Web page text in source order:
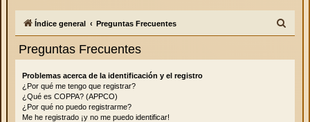
Índice general Preguntas Frecuentes
Preguntas Frecuentes
Problemas acerca de la identificación y el registro
¿Por qué me tengo que registrar?
¿Qué es COPPA? (APPCO)
¿Por qué no puedo registrarme?
Me he registrado ¡y no me puedo identificar!